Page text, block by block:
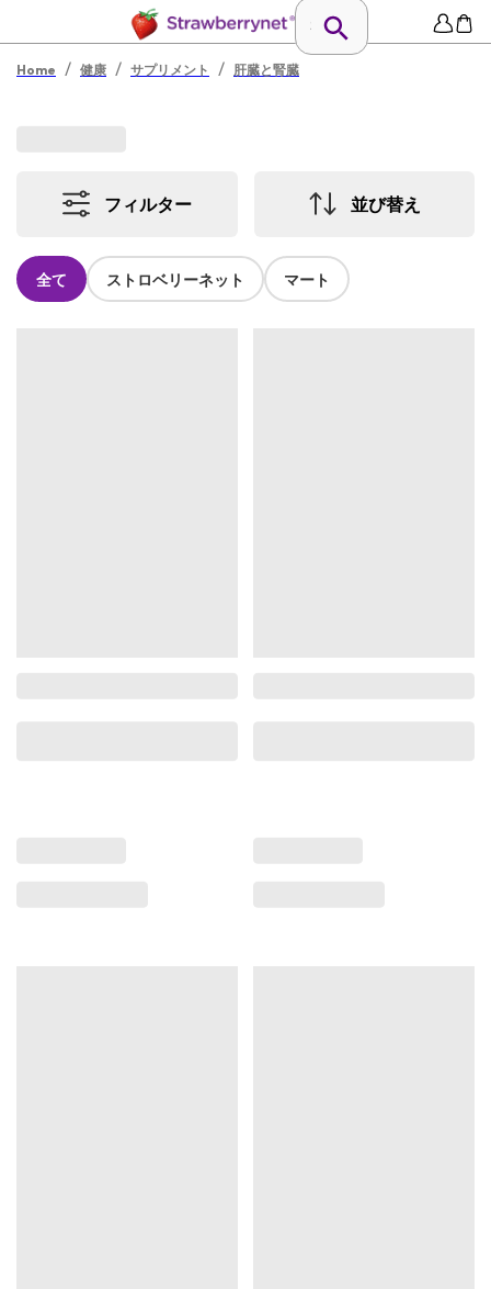
Home / 健康 / サプリメント / 肝臓と腎臓
フィルター 並び替え
全て ストロベリーネット マート